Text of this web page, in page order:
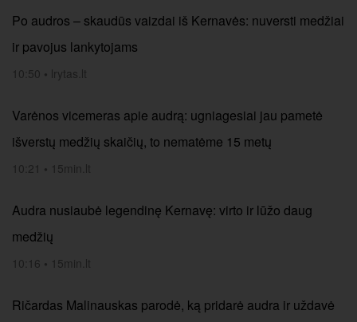
Po audros – skaudūs vaizdai iš Kernavės: nuversti medžiai
ir pavojus lankytojams
10:50 • lrytas.lt
Varėnos vicemeras apie audrą: ugniagesiai jau pametė
išverstų medžių skaičių, to nematėme 15 metų
10:21 • 15min.lt
Audra nusiaubė legendinę Kernavę: virto ir lūžo daug
medžių
10:16 • 15min.lt
Ričardas Malinauskas parodė, ką pridarė audra ir uždavė